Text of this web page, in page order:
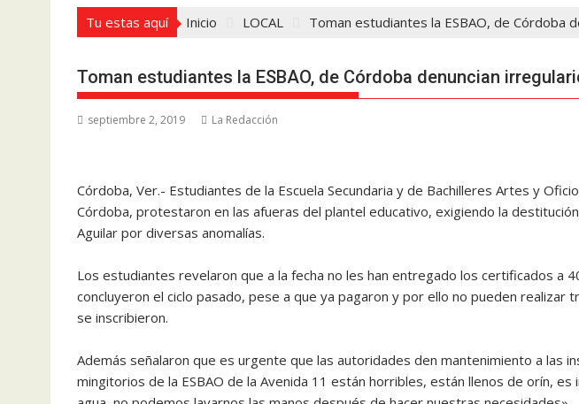
Tu estas aquí Inicio LOCAL Toman estudiantes la ESBAO, de Córdoba
Toman estudiantes la ESBAO, de Córdoba denuncian
septiembre 2, 2019 La Redacción
Córdoba, Ver.- Estudiantes de la Escuela Secundaria y de Bachilleres Artes y
Córdoba, protestaron en las afueras del plantel educativo, exigiendo la
Aguilar por diversas anomalías.
Los estudiantes revelaron que a la fecha no les han entregado los certificados a
concluyeron el ciclo pasado, pese a que ya pagaron y por ello no pueden realizar
se inscribieron.
Además señalaron que es urgente que las autoridades den mantenimiento a las
mingitorios de la ESBAO de la Avenida 11 están horribles, están llenos de orín, es